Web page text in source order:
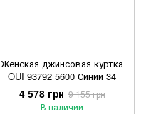
Женская джинсовая куртка
OUI 93792 5600 Синий 34
4 578 грн 9 155 грн
В наличии